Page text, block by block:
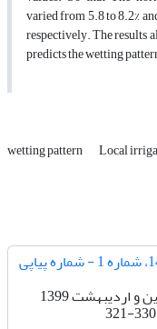
varied from 5.8 to 8.2%
respectively. The results
predicts the wetting
wetting pattern Local
دوره 14، شماره 1 - شماره پیاپی
و اردیبهشت 1399
321-330